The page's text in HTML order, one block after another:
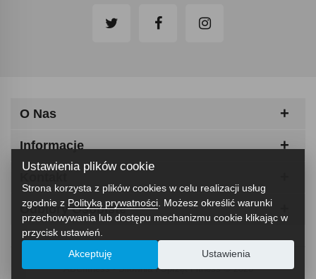
O Nas
Informacje
Odbiory Osobiste
ABCfitness - Siłownia I Sprzęt Fitness © 2026
Ustawienia plików cookie
Strona korzysta z plików cookies w celu realizacji usług
zgodnie z Polityką prywatności . Możesz określić warunki
przechowywania lub dostępu mechanizmu cookie klikając w
przycisk ustawień.
Akceptuję Ustawienia